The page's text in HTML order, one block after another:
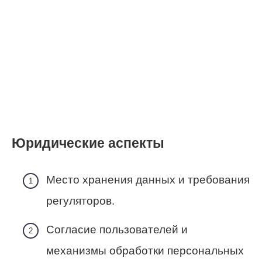
Юридические аспекты
Место хранения данных и требования
регуляторов.
Согласие пользователей и
механизмы обработки персональных